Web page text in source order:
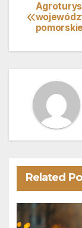
wpisu
pomorskie
Related